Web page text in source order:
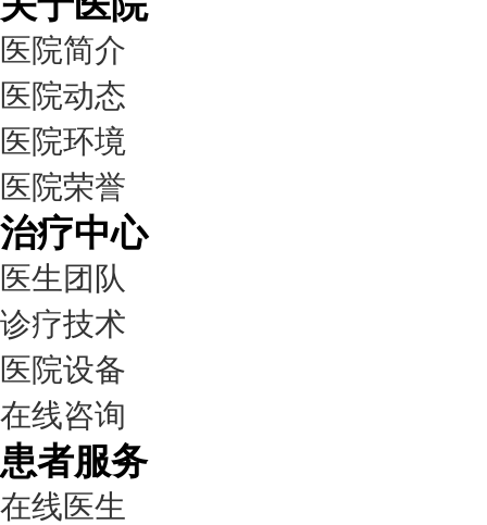
医院简介
医院动态
医院环境
医院荣誉
治疗中心
医生团队
诊疗技术
医院设备
在线咨询
患者服务
在线医生